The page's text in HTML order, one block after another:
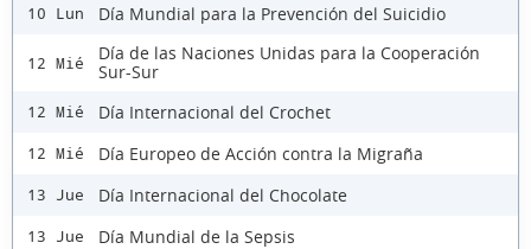
10 Lun Día Mundial para la Prevención del Suicidio
12 Mié
Día de las Naciones Unidas para la Cooperación
Sur-Sur
12 Mié Día Internacional del Crochet
12 Mié Día Europeo de Acción contra la Migraña
13 Jue Día Internacional del Chocolate
13 Jue Día Mundial de la Sepsis